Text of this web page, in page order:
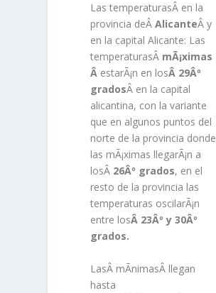
Las temperaturasÂ en la
provincia deÂAlicanteÂ y
en la capital Alicante: Las
temperaturasÂ mÃ¡ximas
Â estarÃ¡n en losÂ 29Âº
gradosÂ en la capital
alicantina, con la variante
que en algunos puntos del
norte de la provincia donde
las mÃ¡ximas llegarÃ¡n a
losÂ 26Âº grados, en el
resto de la provincia las
temperaturas oscilarÃ¡n
entre losÂ 23Âº y 30Âº
grados.
LasÂ mÃ­nimasÂ llegan
hasta